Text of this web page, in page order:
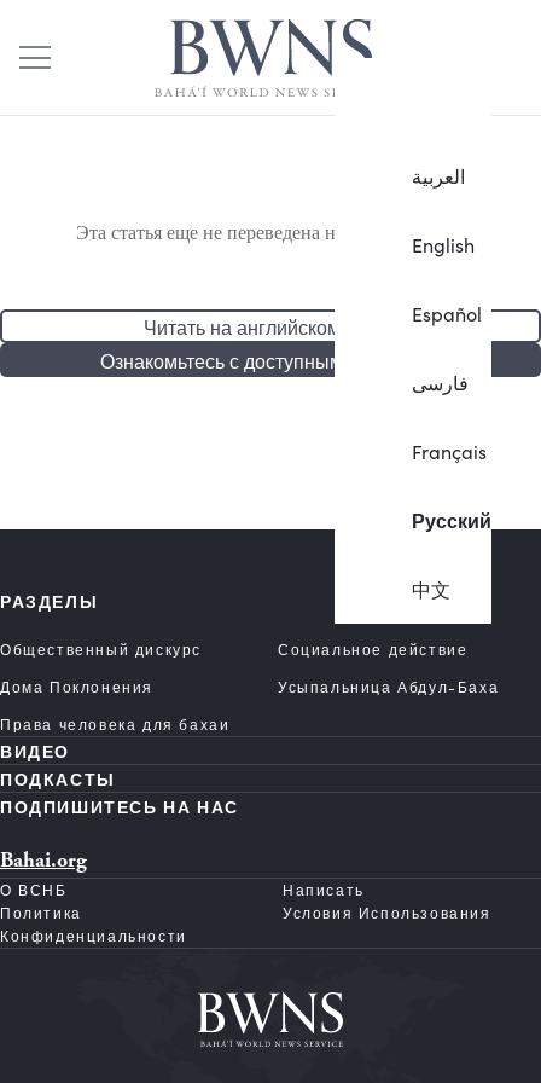
العربية
English
Español
فارسی
Français
Русский
中文
Эта статья еще не переведена на русский язык.
Читать на английском языке
Ознакомьтесь с доступными статьями
РАЗДЕЛЫ
Общественный дискурс
Социальное действие
Дома Поклонения
Усыпальница Абдул-Баха
Права человека для бахаи
ВИДЕО
ПОДКАСТЫ
ПОДПИШИТЕСЬ НА НАС
Bahai.org
О ВСНБ
Написать
Политика
Конфиденциальности
Условия Использования